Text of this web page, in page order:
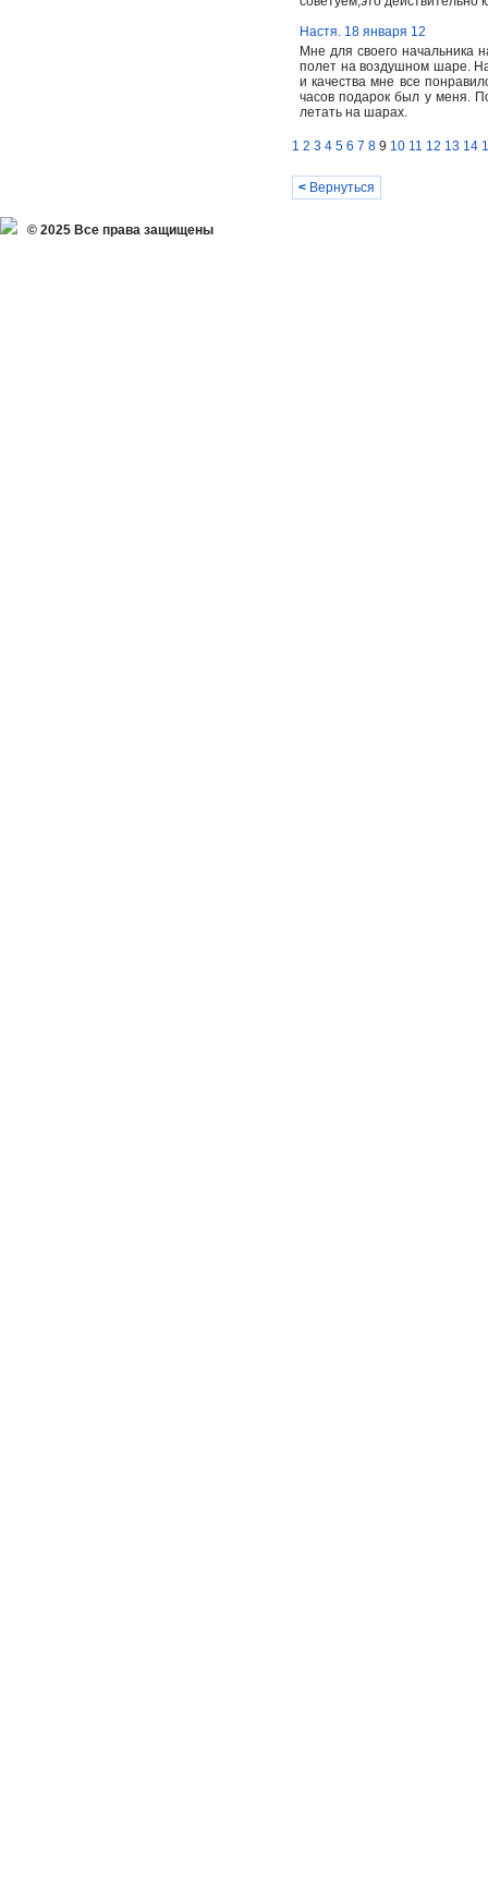
Настя. 18 января 12
Мне для своего начальника
полет на воздушном шаре.
и качества мне все
часов подарок был у меня.
летать на шарах.
1 2 3 4 5 6 7 8 9 10 11 12 13 14
< Вернуться
© 2025 Все права защищены